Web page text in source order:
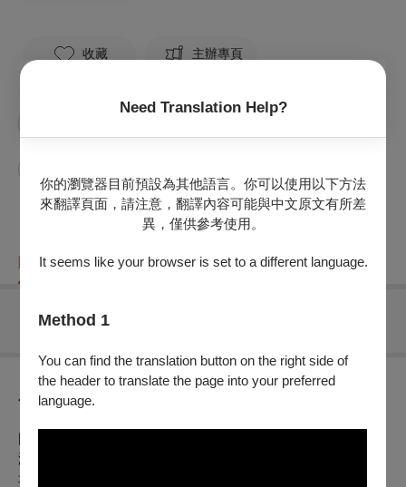
Need Translation Help?
你的瀏覽器目前預設為其他語言。你可以使用以下方法
來翻譯頁面，請注意，翻譯內容可能與中文原文有所差
異，僅供參考使用。
It seems like your browser is set to a different language.
Method 1
You can find the translation button on the right side of
the header to translate the page into your preferred
language.
收藏 主辦專頁
購票資訊 節目介紹 折扣方案 重要須知
節目介紹
國內外獲獎無數的臺北市私立復興實驗高級中學弦樂團年度公
演，今年特別以公益音樂會的型式從台北傳送愛心到高雄，本
場音樂會融合教育、文化、社區、和㙯術。 音樂會售票特別